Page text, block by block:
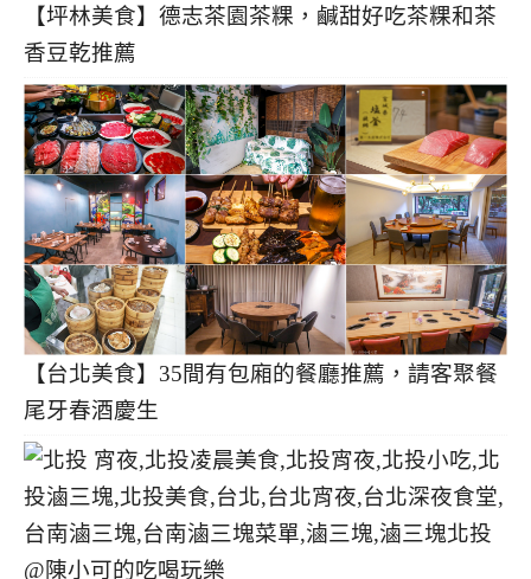
【坪林美食】德志茶園茶粿，鹹甜好吃茶粿和茶
香豆乾推薦
【台北美食】35間有包廂的餐廳推薦，請客聚餐
尾牙春酒慶生